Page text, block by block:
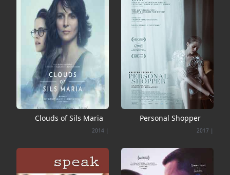
Personal Shopper
|
2017
Clouds of Sils Maria
|
2014